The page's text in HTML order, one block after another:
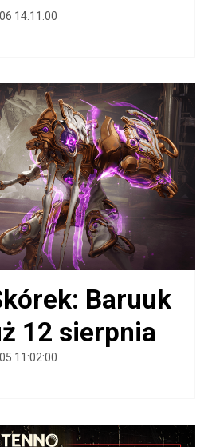
14:11:00
Baruuk
12 sierpnia
11:02:00